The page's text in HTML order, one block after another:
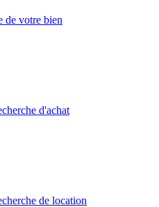
de votre bien
d'achat
de location